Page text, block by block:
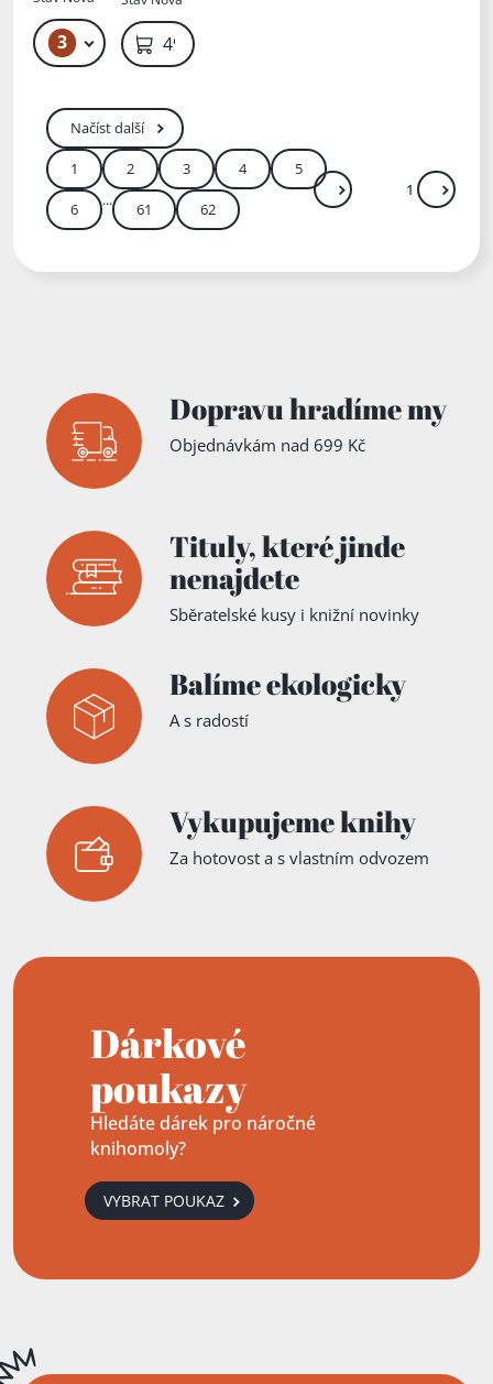
3 219 Kč – 229 Kč
499 Kč
Načíst další
1 2 3 4 5
6 ... 61 62 Další Přejít
Dopravu hradíme my
Objednávkám nad 699 Kč
Tituly,které jinde
nenajdete
Sběratelské kusy i knižní novinky
Balíme ekologicky
A s radostí
Vykupujeme knihy
Za hotovost a s vlastním odvozem
Dárkové
poukazy
Hledáte dárek pro náročné
knihomoly?
VYBRAT POUKAZ